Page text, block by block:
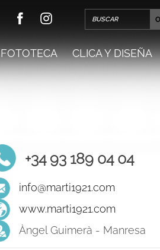
FOTOTECA CLICA Y DISEÑA
+34 93 189 04 04
info@marti1921.com
www.marti1921.com
Àngel Guimerà - Manresa